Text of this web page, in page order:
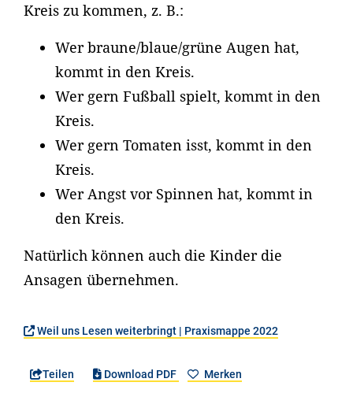
Kreis zu kommen, z. B.:
Wer braune/blaue/grüne Augen hat,
kommt in den Kreis.
Wer gern Fußball spielt, kommt in den
Kreis.
Wer gern Tomaten isst, kommt in den
Kreis.
Wer Angst vor Spinnen hat, kommt in
den Kreis.
Natürlich können auch die Kinder die
Ansagen übernehmen.
Weil uns Lesen weiterbringt | Praxismappe 2022
Teilen Download PDF Merken